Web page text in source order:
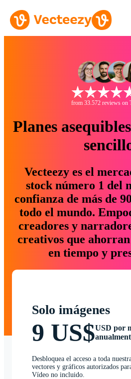
from 33.572 reviews on
Planes
Vecteezy es el
stock número 1 del
confianza de más de
todo el mundo.
creadores y
creativos que
en tiempo y
Solo imágenes
9 US$USD por
Desbloquea el acceso a toda
vectores y gráficos autorizados
Vídeo no incluido.